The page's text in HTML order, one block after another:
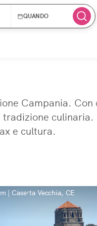
QUANDO
Campania.
e cultura.
| Caserta Vecchia, CE